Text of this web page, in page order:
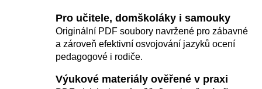
Pro učitele, domškoláky i samouky
Originální PDF soubory navržené pro zábavné
a zároveň efektivní osvojování jazyků ocení
pedagogové i rodiče.
Výukové materiály ověřené v praxi